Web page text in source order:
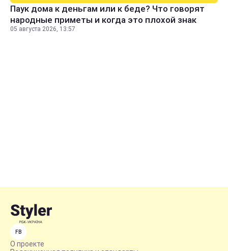
Паук дома к деньгам или к беде? Что говорят
народные приметы и когда это плохой знак
05 августа 2026, 13:57
FB
О проекте